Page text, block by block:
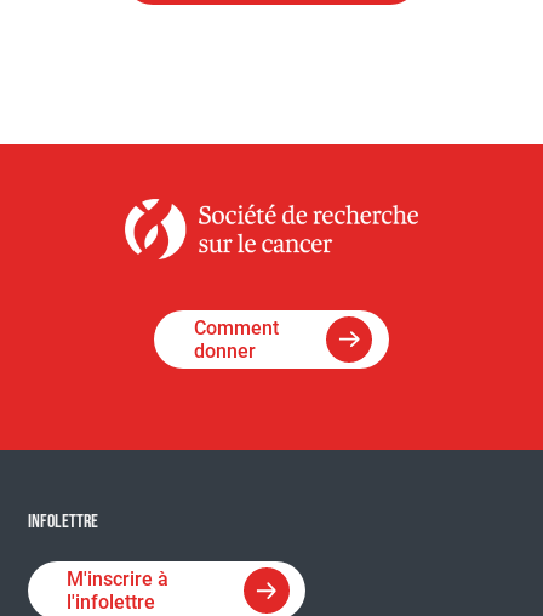
Comment
donner
INFOLETTRE
M'inscrire à
l'infolettre